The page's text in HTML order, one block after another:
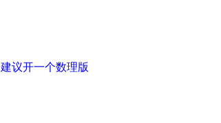
建议开一个数理版